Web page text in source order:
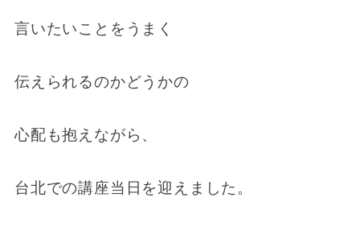
言いたいことをうまく
伝えられるのかどうかの
心配も抱えながら、
台北での講座当日を迎えました。